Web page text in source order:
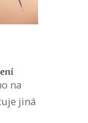
na
jiná